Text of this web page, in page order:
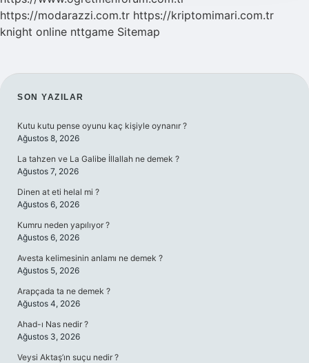
https://modarazzi.com.tr https://kriptomimari.com.tr
knight online nttgame Sitemap
SIDEBAR
SON YAZILAR
Kutu kutu pense oyunu kaç kişiyle oynanır ?
Ağustos 8, 2026
La tahzen ve La Galibe İllallah ne demek ?
Ağustos 7, 2026
Dinen at eti helal mi ?
Ağustos 6, 2026
Kumru neden yapılıyor ?
Ağustos 6, 2026
Avesta kelimesinin anlamı ne demek ?
Ağustos 5, 2026
Arapçada ta ne demek ?
Ağustos 4, 2026
Ahad-ı Nas nedir ?
Ağustos 3, 2026
Veysi Aktaş’ın suçu nedir ?